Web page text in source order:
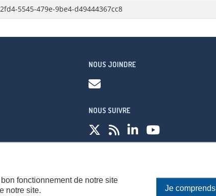
5545-479e-9be4-d49444367cc8
fonctionnement de notre site
notre site.
Je comprends
NOUS JOINDRE
NOUS SUIVRE
sécurité Politique de confidentialité